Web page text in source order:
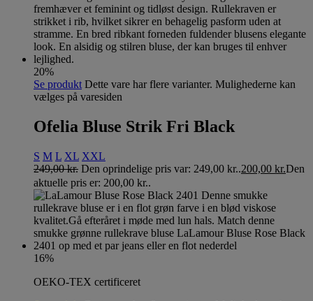
20%
Se produkt Dette vare har flere varianter. Mulighederne kan
vælges på varesiden
Ofelia Bluse Strik Fri Black
S M L XL XXL
249,00kr. Den oprindelige pris var: 249,00 kr..200,00 kr.Den
aktuelle pris er: 200,00 kr..
16%
OEKO-TEX certificeret